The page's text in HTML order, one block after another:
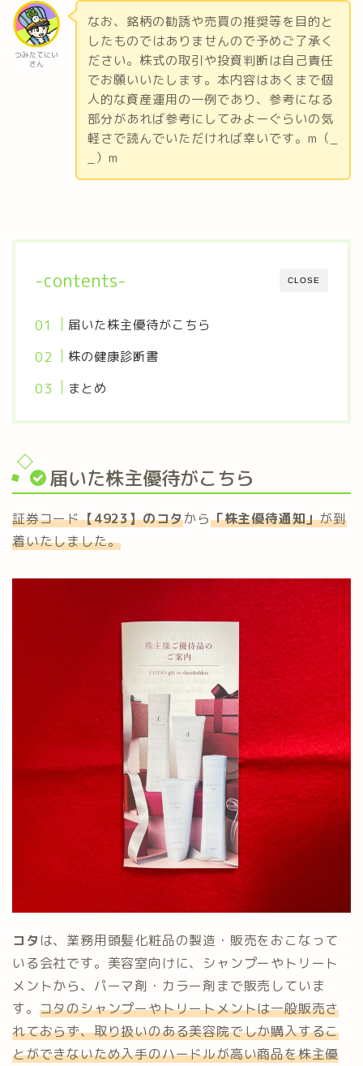
つみたてにい
さん
なお、銘柄の勧誘や売買の推奨等を目的と
したものではありませんので予めご了承く
ださい。株式の取引や投資判断は自己責任
でお願いいたします。本内容はあくまで個
人的な資産運用の一例であり、参考になる
部分があれば参考にしてみよーぐらいの気
軽さで読んでいただければ幸いです。m（_
_）m
CLOSE
-contents-
届いた株主優待がこちら
株の健康診断書
まとめ
届いた株主優待がこちら
証券コード【4923】のコタから「株主優待通知」が到
着いたしました。
コタ は、業務用頭髪化粧品の製造・販売をおこなって
いる会社です。美容室向けに、シャンプーやトリート
メントから、パーマ剤・カラー剤まで販売していま
す。 コタのシャンプーやトリートメントは一般販売さ
れておらず、取り扱いのある美容院でしか購入するこ
とができないため入手のハードルが高い商品を株主優